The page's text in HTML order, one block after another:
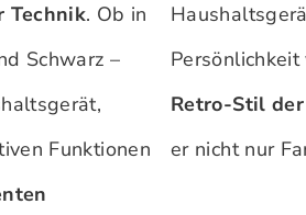
Technik. Ob in
Schwarz –
Funktionen
Retro-Stil
er nicht nur